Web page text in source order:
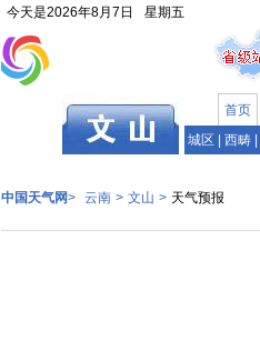
今天是2026年8月7日 星期五
首页
城区
西畴
中国天气网> 云南 > 文山 > 天气预报